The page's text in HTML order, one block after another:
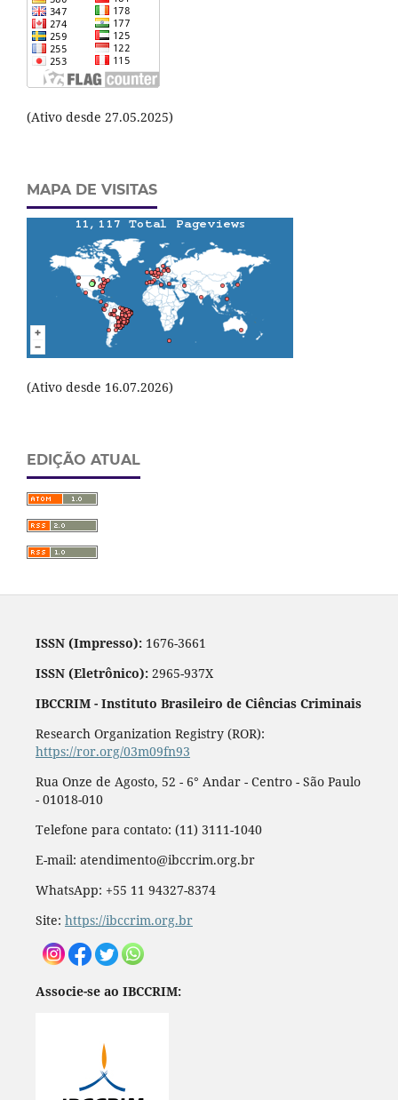
(Ativo desde 27.05.2025)
MAPA DE VISITAS
(Ativo desde 16.07.2026)
EDIÇÃO ATUAL
ISSN (Impresso):1676-3661
ISSN (Eletrônico):2965-937X
IBCCRIM - Instituto Brasileiro de Ciências Criminais
Research Organization Registry (ROR):
https://ror.org/03m09fn93
Rua Onze de Agosto, 52 - 6° Andar - Centro - São Paulo
- 01018-010
Telefone para contato: (11) 3111-1040
E-mail: atendimento@ibccrim.org.br
WhatsApp: +55 11 94327-8374
Site: https://ibccrim.org.br
Associe-se ao IBCCRIM: